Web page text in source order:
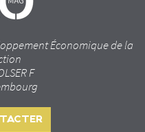
Économique de la
F